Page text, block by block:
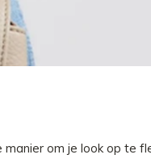
om je look op te